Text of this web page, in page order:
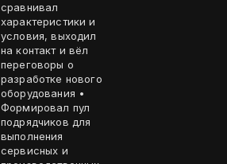
сравнивал
характеристики и
условия, выходил
на контакт и вёл
переговоры о
разработке нового
оборудования •
Формировал пул
подрядчиков для
выполнения
сервисных и